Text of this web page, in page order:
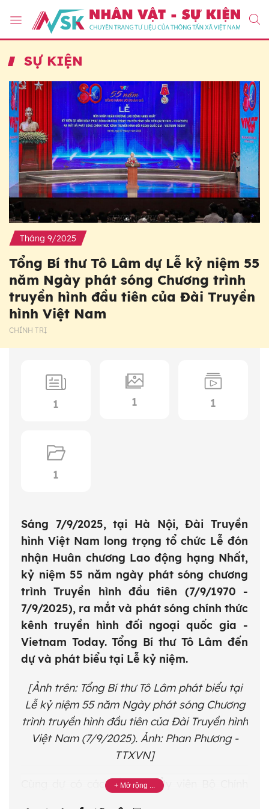
SỰ KIỆN
Tháng 9/2025
Tổng Bí thư Tô Lâm dự Lễ kỷ niệm 55
năm Ngày phát sóng Chương trình
truyền hình đầu tiên của Đài Truyền
hình Việt Nam
CHÍNH TRỊ
1 1 1
1
Sáng 7/9/2025, tại Hà Nội, Đài Truyền
hình Việt Nam long trọng tổ chức Lễ đón
nhận Huân chương Lao động hạng Nhất,
kỷ niệm 55 năm ngày phát sóng chương
trình Truyền hình đầu tiên (7/9/1970 -
7/9/2025), ra mắt và phát sóng chính thức
kênh truyền hình đối ngoại quốc gia -
Vietnam Today. Tổng Bí thư Tô Lâm đến
dự và phát biểu tại Lễ kỷ niệm.
[Ảnh trên: Tổng Bí thư Tô Lâm phát biểu tại
Lễ kỷ niệm 55 năm Ngày phát sóng Chương
trình truyền hình đầu tiên của Đài Truyền hình
Việt Nam (7/9/2025). Ảnh: Phan Phương -
TTXVN]
Cùng dự có các đồng chí Ủy viên Bộ Chính